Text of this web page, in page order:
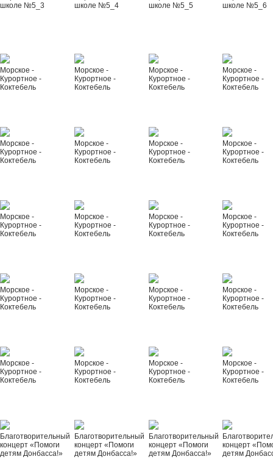
школе №5_3
школе №5_4
школе №5_5
школе №5_6
Морское -
Курортное -
Коктебель
Морское -
Курортное -
Коктебель
Морское -
Курортное -
Коктебель
Морское -
Курортное -
Коктебель
Морское -
Курортное -
Коктебель
Морское -
Курортное -
Коктебель
Морское -
Курортное -
Коктебель
Морское -
Курортное -
Коктебель
Морское -
Курортное -
Коктебель
Морское -
Курортное -
Коктебель
Морское -
Курортное -
Коктебель
Морское -
Курортное -
Коктебель
Морское -
Курортное -
Коктебель
Морское -
Курортное -
Коктебель
Морское -
Курортное -
Коктебель
Морское -
Курортное -
Коктебель
Морское -
Курортное -
Коктебель
Морское -
Курортное -
Коктебель
Морское -
Курортное -
Коктебель
Морское -
Курортное -
Коктебель
Благотворительный
концерт «Помоги
детям Донбасса!»
Благотворительный
концерт «Помоги
детям Донбасса!»
Благотворительный
концерт «Помоги
детям Донбасса!»
концерт
детям